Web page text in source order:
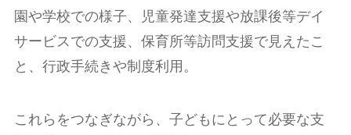
園や学校での様子、児童発達支援や放課後等デイ
サービスでの支援、保育所等訪問支援で見えたこ
と、行政手続きや制度利用。
これらをつなぎながら、子どもにとって必要な支